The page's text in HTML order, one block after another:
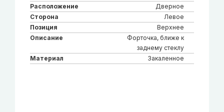
Расположение
Дверное
Сторона
Левое
Позиция
Верхнее
Описание
Форточка, ближе к
заднему стеклу
Материал
Закаленное